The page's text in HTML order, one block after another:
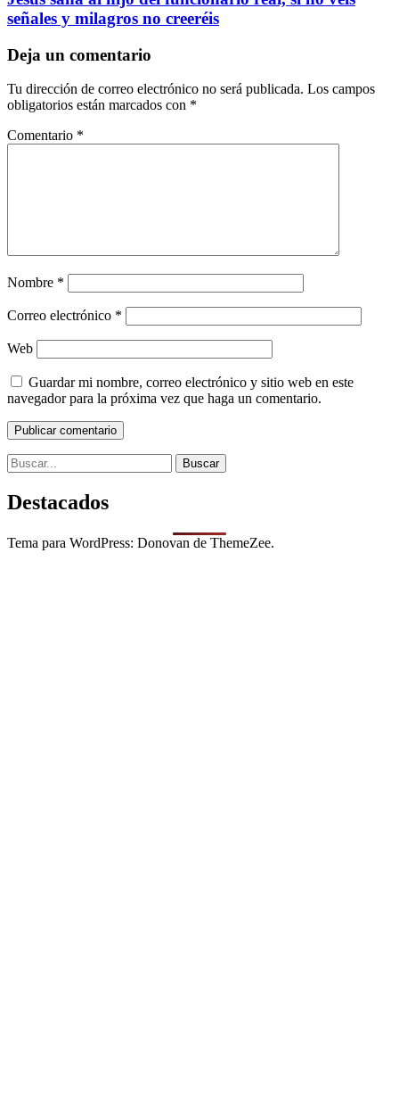
señales y milagros no creeréis
Deja un comentario
Tu dirección de correo electrónico no será publicada. Los campos
obligatorios están marcados con *
Comentario *
Nombre *
Correo electrónico *
Web
Guardar mi nombre, correo electrónico y sitio web en este
navegador para la próxima vez que haga un comentario.
Search
for:
Destacados
Tema para WordPress: Donovan de ThemeZee.